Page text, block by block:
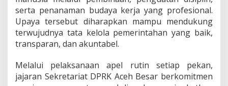
serta penanaman budaya kerja yang profesional.
Upaya tersebut diharapkan mampu mendukung
terwujudnya tata kelola pemerintahan yang baik,
transparan, dan akuntabel.
Melalui pelaksanaan apel rutin setiap pekan,
jajaran Sekretariat DPRK Aceh Besar berkomitmen